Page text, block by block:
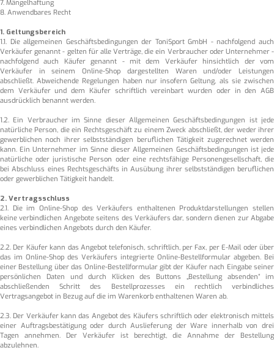
7. Mängelhaftung
8. Anwendbares Recht
1. Geltungsbereich
1.1. Die allgemeinen Geschäftsbedingungen der ToniSport GmbH - nachfolgend auch
Verkäufer genannt - gelten für alle Verträge, die ein Verbraucher oder Unternehmer -
nachfolgend auch Käufer genannt - mit dem Verkäufer hinsichtlich der vom
Verkäufer in seinem Online-Shop dargestellten Waren und/oder Leistungen
abschließt. Abweichende Regelungen haben nur insofern Geltung, als sie zwischen
dem Verkäufer und dem Käufer schriftlich vereinbart wurden oder in den AGB
ausdrücklich benannt werden.
1.2. Ein Verbraucher im Sinne dieser Allgemeinen Geschäftsbedingungen ist jede
natürliche Person, die ein Rechtsgeschäft zu einem Zweck abschließt, der weder ihrer
gewerblichen noch ihrer selbstständigen beruflichen Tätigkeit zugerechnet werden
kann. Ein Unternehmer im Sinne dieser Allgemeinen Geschäftsbedingungen ist jede
natürliche oder juristische Person oder eine rechtsfähige Personengesellschaft, die
bei Abschluss eines Rechtsgeschäfts in Ausübung ihrer selbstständigen beruflichen
oder gewerblichen Tätigkeit handelt.
2. Vertragsschluss
2.1. Die im Online-Shop des Verkäufers enthaltenen Produktdarstellungen stellen
keine verbindlichen Angebote seitens des Verkäufers dar, sondern dienen zur Abgabe
eines verbindlichen Angebots durch den Käufer.
2.2. Der Käufer kann das Angebot telefonisch, schriftlich, per Fax, per E-Mail oder über
das im Online-Shop des Verkäufers integrierte Online-Bestellformular abgeben. Bei
einer Bestellung über das Online-Bestellformular gibt der Käufer nach Eingabe seiner
persönlichen Daten und durch Klicken des Buttons „Bestellung absenden“ im
abschließenden Schritt des Bestellprozesses ein rechtlich verbindliches
Vertragsangebot in Bezug auf die im Warenkorb enthaltenen Waren ab.
2.3. Der Verkäufer kann das Angebot des Käufers schriftlich oder elektronisch mittels
einer Auftragsbestätigung oder durch Auslieferung der Ware innerhalb von drei
Tagen annehmen. Der Verkäufer ist berechtigt, die Annahme der Bestellung
abzulehnen.